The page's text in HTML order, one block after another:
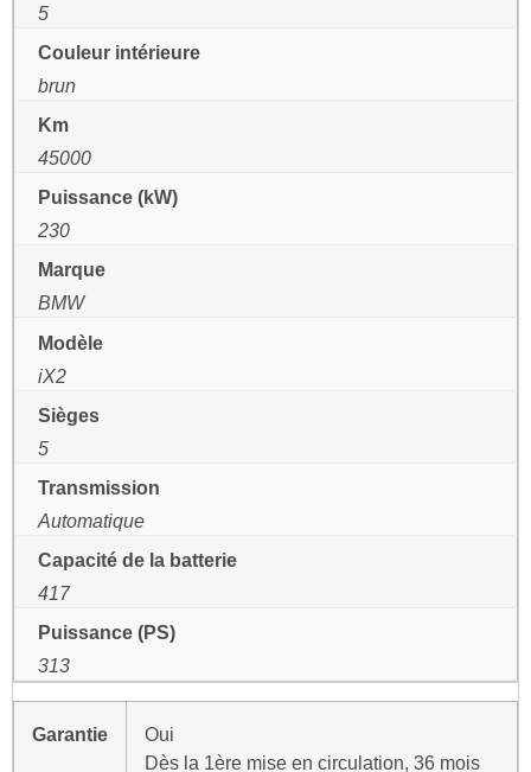
5
Couleur intérieure
brun
Km
45000
Puissance (kW)
230
Marque
BMW
Modèle
iX2
Sièges
5
Transmission
Automatique
Capacité de la batterie
417
Puissance (PS)
313
Garantie
Oui
Dès la 1ère mise en circulation, 36 mois